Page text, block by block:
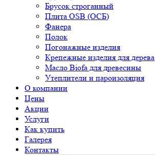
Брусок строганный
Плита OSB (ОСБ)
Фанера
Полок
Погонажные изделия
Крепежные изделия для дерева
Масло Biofa для древесины
Утеплители и пароизоляция
О компании
Цены
Акции
Услуги
Как купить
Галерея
Контакты